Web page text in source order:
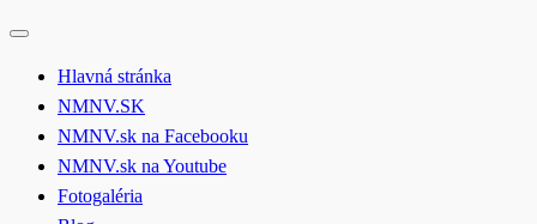
Hlavná stránka
NMNV.SK
NMNV.sk na Facebooku
NMNV.sk na Youtube
Fotogaléria